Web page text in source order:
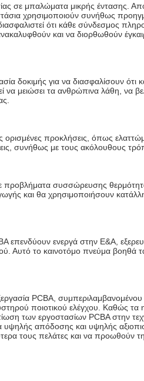
σε μπαλώματα μικρής έντασης.
χρησιμοποιούν συνήθως
ότι κάθε σύνδεσμος
και να διορθωθούν
δοκιμής για να διασφαλίσουν ότι
να μειώσει τα ανθρώπινα λάθη, να
ορισμένες προκλήσεις, όπως
συνήθως με τους ακόλουθους
προβλήματα συσσώρευσης
και θα χρησιμοποιήσουν
επενδύουν ενεργά στην Ε&Α,
Αυτό το καινοτόμο πνεύμα βοηθά
PCBA,
ποιοτικού ελέγχου. Καθώς τα
των εργοστασίων PCBA στην
απόδοσης και υψηλής
τους πελάτες και να προωθούν